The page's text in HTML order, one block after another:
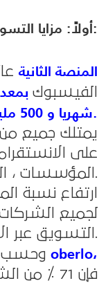
أولاً: مزايا:
المنصة الثانية
الفيسبوك
شهريا و 500 مليون قصة يوميا.
يمتلك جميع
على
المؤسسات ، الجامعات … إلخ).
ارتفاع نسبة
لجميع
التسويق عبر الانستقرام.
oberlo،
فإن 71 ٪